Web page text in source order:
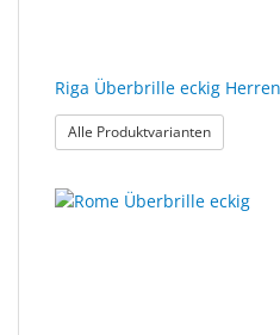
Riga Überbrille eckig Herren
Alle Produktvarianten: Riga